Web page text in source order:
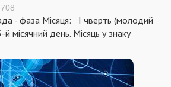
708
- фаза Місяця: I чверть (молодий
місячний день. Місяць у знаку